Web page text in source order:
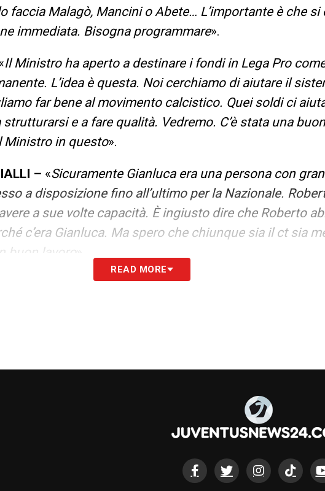
faccia Malagò, Mancini o Abete… L’importante è che si
immediata. Bisogna programmare».
Il Ministro ha aperto a destinare i fondi in Lega Pro
L’idea è questa. Noi cerchiamo di aiutare il
far bene al movimento calcistico. Quei soldi ci
e a fare qualità. Vedremo. C’è stata una
Ministro in questo».
– «Sicuramente Gianluca era una persona con
a disposizione fino all’ultimo per la Nazionale.
a sue volte capacità. È ingiusto dire che Roberto
c’era Gianluca. Ma spero che chiunque sia il ct sia
buon lavoro
Sono curioso di vedere come farà Sarri all’Atalanta.
READ MORE